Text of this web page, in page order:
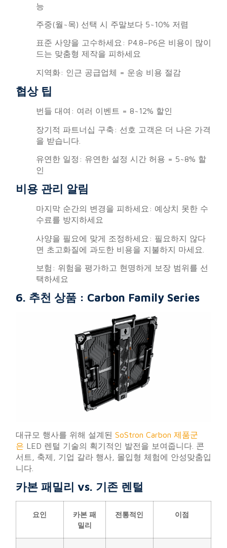
능
주중(월~목) 선택 시 주말보다 5~10% 저렴
표준 사양을 고수하세요: P4.8–P6은 비용이 많이
드는 맞춤형 제작을 피하세요
지역화: 인근 공급업체 = 운송 비용 절감
협상 팁
번들 대여: 여러 이벤트 = 8~12% 할인
장기적 파트너십 구축: 선호 고객은 더 나은 가격
을 받습니다.
유연한 일정: 유연한 설정 시간 허용 = 5~8% 할
인
비용 관리 알림
마지막 순간의 변경을 피하세요: 예상치 못한 수
수료를 방지하세요
사양을 필요에 맞게 조정하세요: 필요하지 않다
면 초고화질에 과도한 비용을 지불하지 마세요.
보험: 위험을 평가하고 현명하게 보장 범위를 선
택하세요
6. 추천 상품 : Carbon Family Series
대규모 행사를 위해 설계된 SoStron Carbon 제품군
은 LED 렌털 기술의 획기적인 발전을 보여줍니다. 콘
서트, 축제, 기업 갈라 행사, 몰입형 체험에 안성맞춤입
니다.
카본 패밀리 vs. 기존 렌털
요인
카본 패
밀리
전통적인 이점